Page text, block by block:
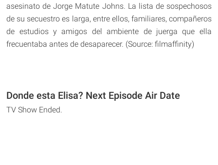
asesinato de Jorge Matute Johns. La lista de sospechosos
de su secuestro es larga, entre ellos, familiares, compañeros
de estudios y amigos del ambiente de juerga que ella
frecuentaba antes de desaparecer. (Source: filmaffinity)
Donde esta Elisa? Next Episode Air Date
TV Show Ended.